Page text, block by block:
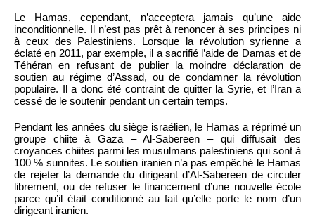
Le Hamas, cependant, n’acceptera jamais qu’une aide
inconditionnelle. Il n’est pas prêt à renoncer à ses principes ni
à ceux des Palestiniens. Lorsque la révolution syrienne a
éclaté en 2011, par exemple, il a sacrifié l’aide de Damas et de
Téhéran en refusant de publier la moindre déclaration de
soutien au régime d’Assad, ou de condamner la révolution
populaire. Il a donc été contraint de quitter la Syrie, et l’Iran a
cessé de le soutenir pendant un certain temps.
Pendant les années du siège israélien, le Hamas a réprimé un
groupe chiite à Gaza – Al-Sabereen – qui diffusait des
croyances chiites parmi les musulmans palestiniens qui sont à
100 % sunnites. Le soutien iranien n’a pas empêché le Hamas
de rejeter la demande du dirigeant d’Al-Sabereen de circuler
librement, ou de refuser le financement d’une nouvelle école
parce qu’il était conditionné au fait qu’elle porte le nom d’un
dirigeant iranien.